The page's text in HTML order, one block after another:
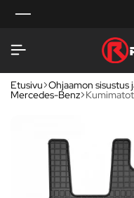
Etusivu Ohjaamon sisustus
Mercedes-Benz